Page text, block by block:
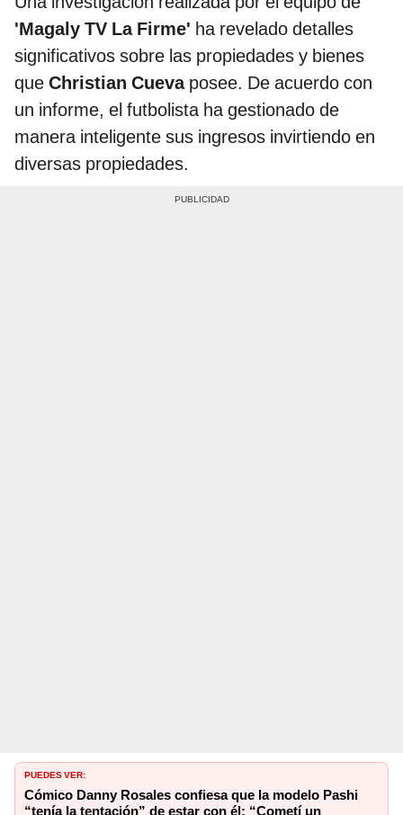
'Magaly TV La Firme' ha revelado detalles
significativos sobre las propiedades y bienes
que Christian Cueva posee. De acuerdo con
un informe, el futbolista ha gestionado de
manera inteligente sus ingresos invirtiendo en
diversas propiedades.
PUEDES VER:
Cómico Danny Rosales confiesa que la modelo Pashi
“tenía la tentación” de estar con él: “Cometí un